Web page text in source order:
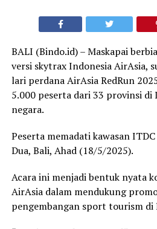
BALI (Bindo.id) – Maskapai
versi skytrax Indonesia AirAsia,
lari perdana AirAsia RedRun
5.000 peserta dari 33 provinsi di
negara.
Peserta memadati kawasan
Dua, Bali, Ahad (18/5/2025).
Acara ini menjadi bentuk nyata
AirAsia dalam mendukung
pengembangan sport tourism di